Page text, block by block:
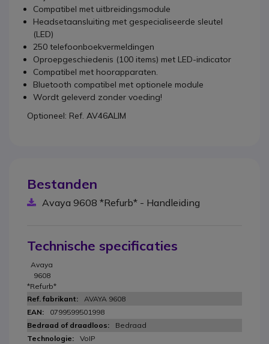
Compatibel met uitbreidingsmodule
Headsetaansluiting met gespecialiseerde sleutel
(LED)
250 telefoonboekvermeldingen
Oproepgeschiedenis (100 items) met LED-indicator
Compatibel met hoorapparaten.
Bluetooth compatibel met optionele module
Wordt geleverd zonder voeding!
Optioneel: Ref. AV46ALIM
Bestanden
Avaya 9608 *Refurb* - Handleiding
Technische specificaties
Avaya
9608
*Refurb*
AVAYA 9608
0799599501998
Bedraad
VoIP